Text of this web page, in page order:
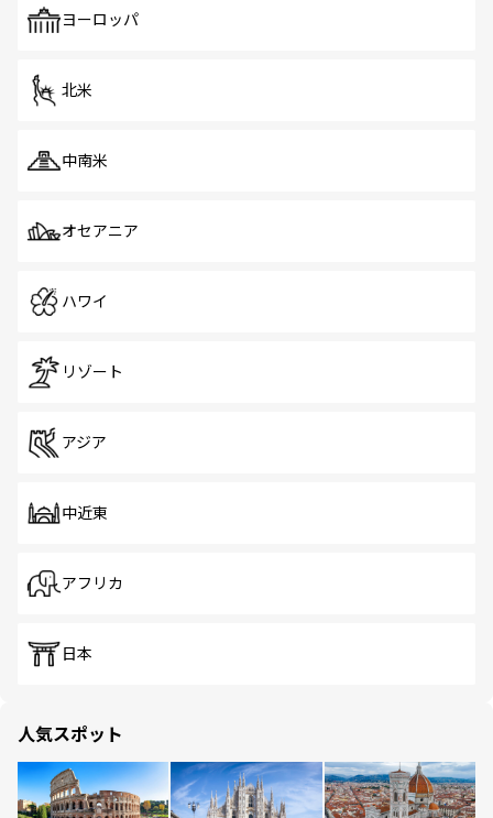
で、ホーカーズは地元の風情を楽しめる外せないスポット
ヨーロッパ
北米
中南米
オセアニア
ハワイ
リゾート
アジア
中近東
アフリカ
日本
人気スポット